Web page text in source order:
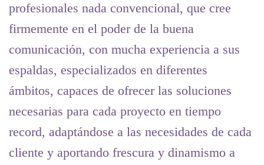
profesionales nada convencional, que cree
firmemente en el poder de la buena
comunicación, con mucha experiencia a sus
espaldas, especializados en diferentes
ámbitos, capaces de ofrecer las soluciones
necesarias para cada proyecto en tiempo
record, adaptándose a las necesidades de cada
cliente y aportando frescura y dinamismo a